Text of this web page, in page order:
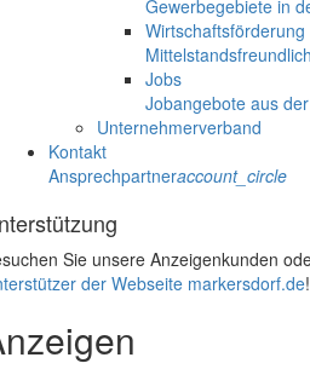
Gewerbegebiete in
Wirtschaftsförderung
Jobs
Jobangebote aus
Unternehmerverband
Kontakt
Ansprechpartneraccount_circle
Sie unsere Anzeigenkunden
der Webseite markersdorf.de!